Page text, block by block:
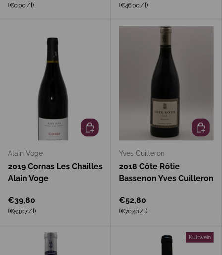
Grundpreis
(€0,00/l) Grundpreis
(€46,00/l)
Alain Voge
2019 Cornas Les Chailles
Alain Voge
€39,80
Grundpreis
(€53,07/l)
In den Warenkorb
Yves Cuilleron
2018 Côte Rôtie
Bassenon Yves Cuilleron
€52,80
Grundpreis
(€70,40/l)
In den
Kultwein